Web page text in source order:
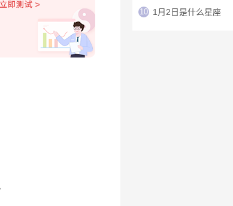
10 1月2日是什么星座